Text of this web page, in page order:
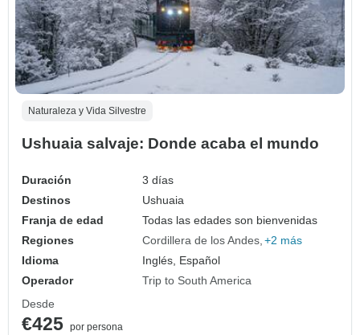
Naturaleza y Vida Silvestre
Ushuaia salvaje: Donde acaba el mundo
Duración
3 días
Destinos
Ushuaia
Franja de edad
Todas las edades son bienvenidas
Regiones
Cordillera de los Andes +2 más
Idioma
Inglés, Español
Operador
Trip to South America
Desde
€425 por persona